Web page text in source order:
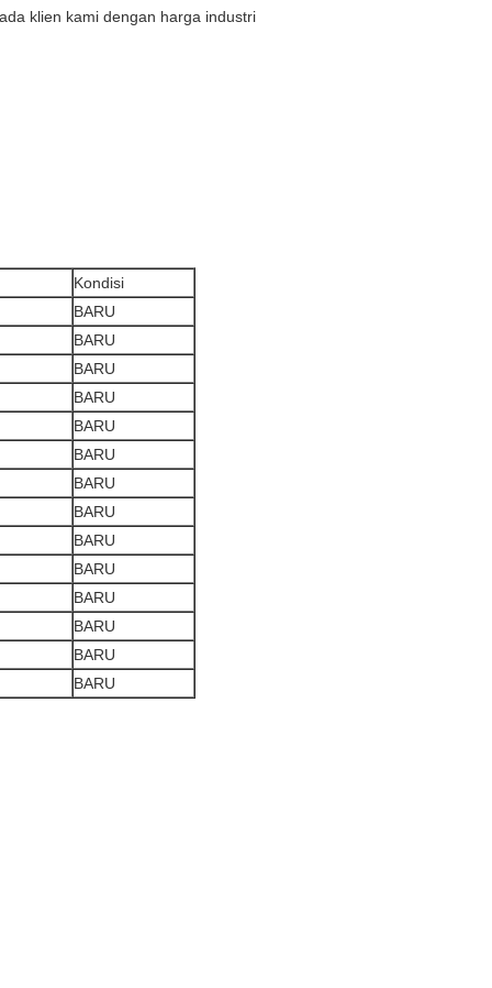
klien kami dengan harga industri
Kondisi
BARU
BARU
BARU
BARU
BARU
BARU
BARU
BARU
BARU
BARU
BARU
BARU
BARU
BARU